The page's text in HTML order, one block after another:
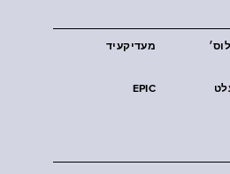
מעדיקעיד
EPIC